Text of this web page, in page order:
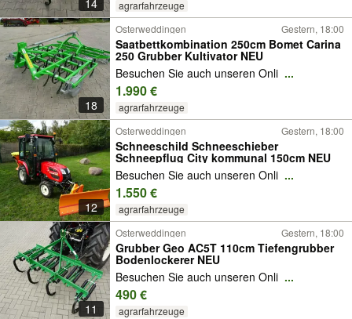
14 agrarfahrzeuge
18
Osterweddingen Gestern, 18:00
Saatbettkombination 250cm Bomet Carina
250 Grubber Kultivator NEU
Besuchen Sie auch unseren Onli ...
1.990 €
agrarfahrzeuge
12
Osterweddingen Gestern, 18:00
Schneeschild Schneeschieber
Schneepflug City kommunal 150cm NEU
Besuchen Sie auch unseren Onli ...
1.550 €
agrarfahrzeuge
11
Osterweddingen Gestern, 18:00
Grubber Geo AC5T 110cm Tiefengrubber
Bodenlockerer NEU
Besuchen Sie auch unseren Onli ...
490 €
agrarfahrzeuge